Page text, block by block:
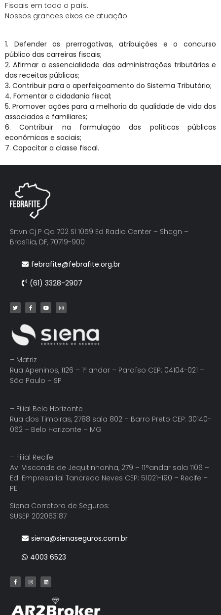
Fiscais em todo o país.
Nossos grandes eixos de atuação:
1. Defender as prerrogativas, atribuições e o concurso
público das carreiras fiscais;
2. Afirmar a essencialidade das administrações tributárias e
das receitas públicas;
3. Contribuir para o aperfeiçoamento do Sistema Tributário;
4. Fomentar a cidadania fiscal;
5. Promover ações para a melhoria da qualidade de vida dos
associados e familiares;
6. Contribuir na formulação das políticas públicas
econômicas e sociais;
7. Capacitar a classe fiscal.
Srtvn Cj P Qd 702 Sl 1059 Ed Radio Center – Shcgn –
Brasília, DF, 70719-900
febrafite@febrafite.org.br
(61) 3328-2907
– Matriz
Rua Apeninos, 1126 – 1º andar – Paraíso CEP: 04104-021 –
São Paulo – SP
– Filial Belo Horizonte
Rua dos Timbiras, 2788 sala 802 – Barro Preto CEP: 30140-
062 – Belo Horizonte – MG
– Filial Recife
Av. Visconde de Jequitinhonha, 279 – 11°andar sala 1106 –
Ed. Empresarial Tancredo Neves CEP: 51021-190 – Recife –
PE
Siena Corretora de Seguros:
SUSEP 202063187
siena@sienaseguros.com.br
4003 6523